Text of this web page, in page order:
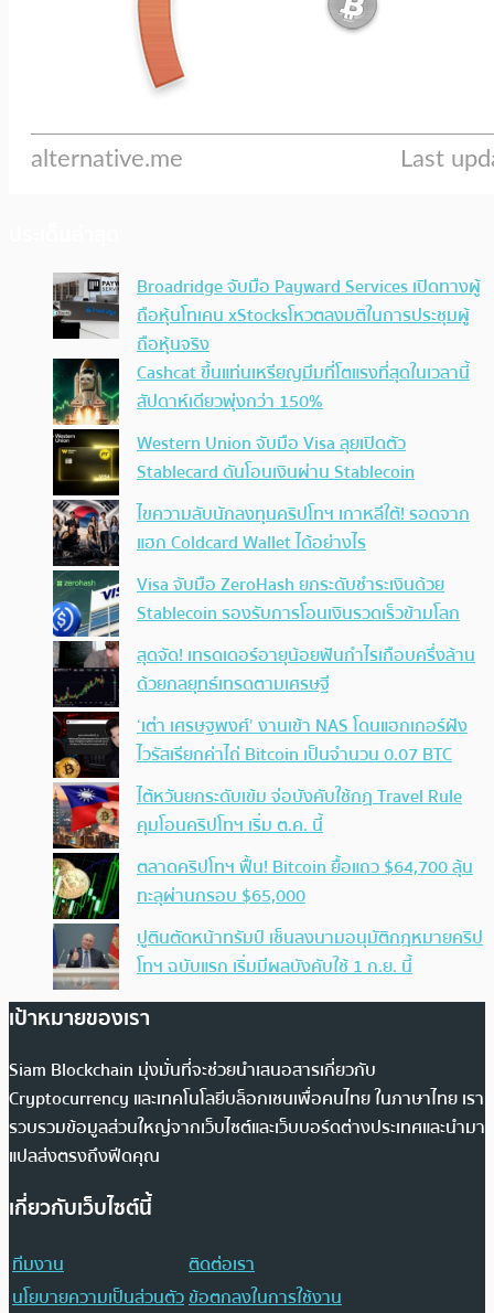
Broadridge จับมือ Payward Services เปิดทางผู้
ถือหุ้นโทเคน xStocksโหวตลงมติในการประชุมผู้
ถือหุ้นจริง
Cashcat ขึ้นแท่นเหรียญมีมที่โตแรงที่สุดในเวลานี้
สัปดาห์เดียวพุ่งกว่า 150%
Western Union จับมือ Visa ลุยเปิดตัว
Stablecard ดันโอนเงินผ่าน Stablecoin
ไขความลับนักลงทุนคริปโทฯ เกาหลีใต้! รอดจาก
แฮก Coldcard Wallet ได้อย่างไร
Visa จับมือ ZeroHash ยกระดับชำระเงินด้วย
Stablecoin รองรับการโอนเงินรวดเร็วข้ามโลก
สุดจัด! เทรดเดอร์อายุน้อยฟันกำไรเกือบครึ่งล้าน
ด้วยกลยุทธ์เทรดตามเศรษฐี
‘เต๋า เศรษฐพงศ์’ งานเข้า NAS โดนแฮกเกอร์ฝัง
ไวรัสเรียกค่าไถ่ Bitcoin เป็นจำนวน 0.07 BTC
ไต้หวันยกระดับเข้ม จ่อบังคับใช้กฏ Travel Rule
คุมโอนคริปโทฯ เริ่ม ต.ค. นี้
ตลาดคริปโทฯ ฟื้น! Bitcoin ยื้อแถว $64,700 ลุ้น
ทะลุผ่านกรอบ $65,000
ปูตินตัดหน้าทรัมป์ เซ็นลงนามอนุมัติกฎหมายคริป
โทฯ ฉบับแรก เริ่มมีผลบังคับใช้ 1 ก.ย. นี้
เป้าหมายของเรา
Siam Blockchain มุ่งมั่นที่จะช่วยนำเสนอสารเกี่ยวกับ
Cryptocurrency และเทคโนโลยีบล็อกเชนเพื่อคนไทย ในภาษาไทย เรา
รวบรวมข้อมูลส่วนใหญ่จากเว็บไซต์และเว็บบอร์ดต่างประเทศและนำมา
แปลส่งตรงถึงฟีดคุณ
เกี่ยวกับเว็บไซต์นี้
ทีมงาน
ติดต่อเรา
นโยบายความเป็นส่วนตัวข้อตกลงในการใช้งาน